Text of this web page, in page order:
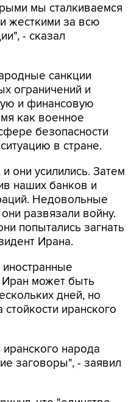
мы сталкиваемся
жесткими за всю
- сказал
санкции
ограничений и
и финансовую
как военное
безопасности
в стране.
они усилились. Затем
наших банков и
Недовольные
они развязали войну.
попытались загнать
Ирана.
Иран может быть
дней, но
иранского
народа
заговоры", - заявил